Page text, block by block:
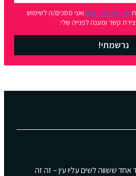
מדיניות הפרטיות ואני מסכים/ה לשימוש
קשר ומענה לפנייה שלי.
נרשמתי!
אחד ששווה לשים עליו עין – זה זה